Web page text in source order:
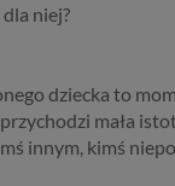
niej?
dziecka to
mała
innym, kimś